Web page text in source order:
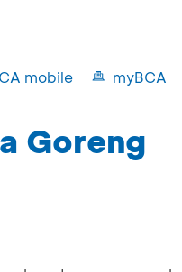
mobile myBCA
Goreng